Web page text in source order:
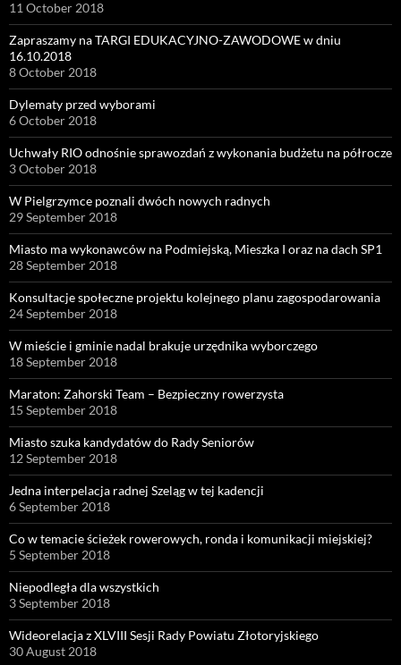
11 October 2018
Zapraszamy na TARGI EDUKACYJNO-ZAWODOWE w dniu
16.10.2018
8 October 2018
Dylematy przed wyborami
6 October 2018
Uchwały RIO odnośnie sprawozdań z wykonania budżetu na półrocze
3 October 2018
W Pielgrzymce poznali dwóch nowych radnych
29 September 2018
Miasto ma wykonawców na Podmiejską, Mieszka I oraz na dach SP1
28 September 2018
Konsultacje społeczne projektu kolejnego planu zagospodarowania
24 September 2018
W mieście i gminie nadal brakuje urzędnika wyborczego
18 September 2018
Maraton: Zahorski Team – Bezpieczny rowerzysta
15 September 2018
Miasto szuka kandydatów do Rady Seniorów
12 September 2018
Jedna interpelacja radnej Szeląg w tej kadencji
6 September 2018
Co w temacie ścieżek rowerowych, ronda i komunikacji miejskiej?
5 September 2018
Niepodległa dla wszystkich
3 September 2018
Wideorelacja z XLVIII Sesji Rady Powiatu Złotoryjskiego
30 August 2018